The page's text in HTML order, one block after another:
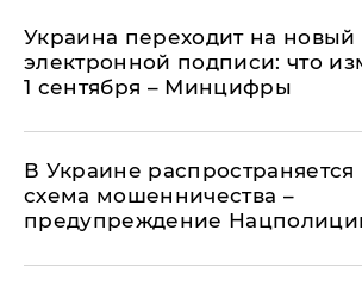
Украина переходит на новый
электронной подписи: что
1 сентября – Минцифры
В Украине распространяется
схема мошенничества –
предупреждение